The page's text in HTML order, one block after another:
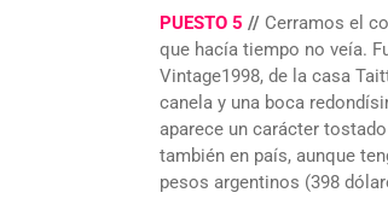
PUESTO 5 // Cerramos el
que hacía tiempo no veía.
Vintage1998, de la casa
canela y una boca
aparece un carácter
también en país, aunque
pesos argentinos (398